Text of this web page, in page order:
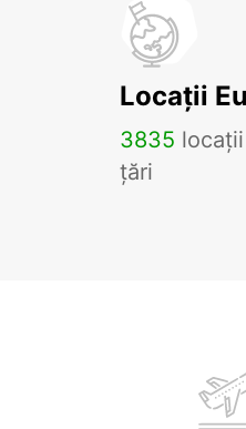
Locații
3835
țări